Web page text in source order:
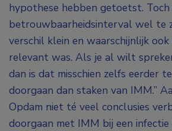
hypothese hebben getoetst.
betrouwbaarheidsinterval wel te
verschil klein en waarschijnlijk
relevant was. Als je al wilt
dan is dat misschien zelfs eerder
doorgaan dan staken van IMM.”
Opdam niet té veel conclusies
doorgaan met IMM bij een